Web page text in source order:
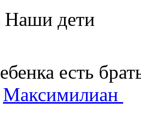
Наши дети
есть
Максимилиан